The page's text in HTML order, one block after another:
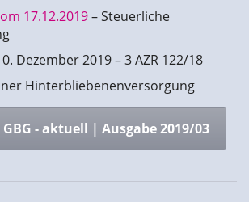
17.12.2019– Steuerliche
Dezember 2019 – 3 AZR 122/18
Hinterbliebenenversorgung
- aktuell | Ausgabe 2019/03